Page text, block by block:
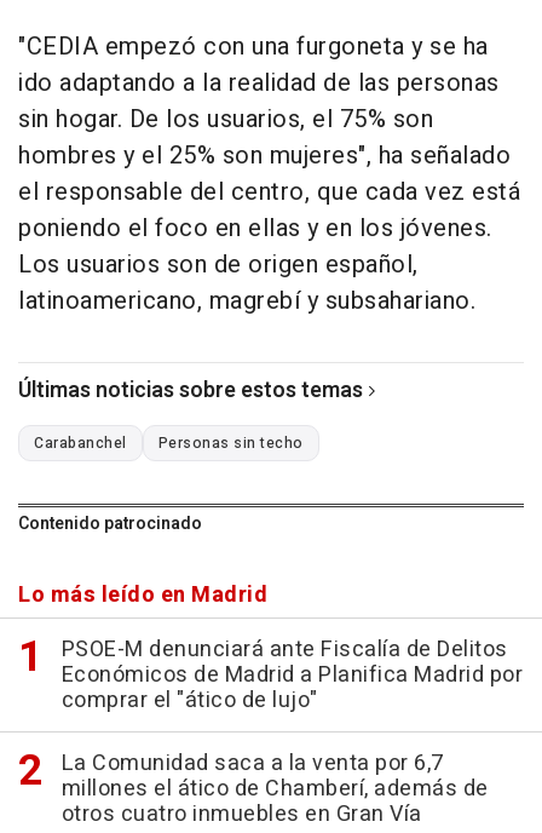
"CEDIA empezó con una furgoneta y se ha
ido adaptando a la realidad de las personas
sin hogar. De los usuarios, el 75% son
hombres y el 25% son mujeres", ha señalado
el responsable del centro, que cada vez está
poniendo el foco en ellas y en los jóvenes.
Los usuarios son de origen español,
latinoamericano, magrebí y subsahariano.
Últimas noticias sobre estos temas
Carabanchel Personas sin techo
Contenido patrocinado
Lo más leído en Madrid
PSOE-M denunciará ante Fiscalía de Delitos
Económicos de Madrid a Planifica Madrid por
comprar el "ático de lujo"
La Comunidad saca a la venta por 6,7
millones el ático de Chamberí, además de
otros cuatro inmuebles en Gran Vía